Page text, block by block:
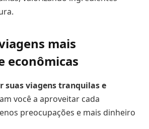
mais
econômicas
suas viagens tranquilas e
você a aproveitar cada
preocupações e mais dinheiro